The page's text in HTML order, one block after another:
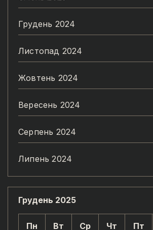
Грудень 2024
Листопад 2024
Жовтень 2024
Вересень 2024
Серпень 2024
Липень 2024
Грудень 2025
Пн Вт Ср Чт Пт